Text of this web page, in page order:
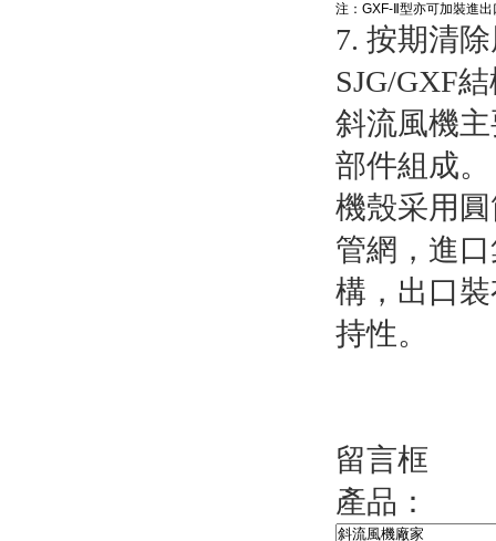
注： GXF-Ⅱ 型亦可加裝進
7. 按期清
SJG/GXF結
斜流風機
部件組成。
機殼采用
管網，進
構，出口
持性。
留言框
產品：